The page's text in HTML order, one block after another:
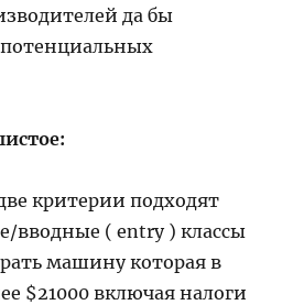
да бы
критерии подходят
вводные ( entry ) классы
машину которая в
$21000 включая налоги